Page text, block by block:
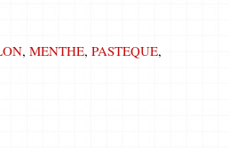
, MENTHE, PASTEQUE,